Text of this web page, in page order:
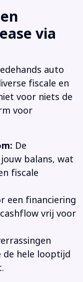
via
auto
fiscale en
voor niets de
voor
De
balans, wat
fiscale
een financiering
vrij voor
de hele looptijd